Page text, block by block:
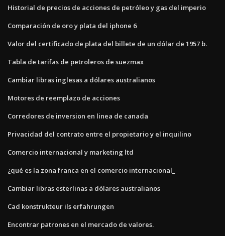
Historial de precios de acciones de petróleo y gas del imperio
Comparación de oro y plata del iphone 6
Valor del certificado de plata del billete de un dólar de 1957 b.
Tabla de tarifas de petroleros de suezmax
Cambiar libras inglesas a dólares australianos
Motores de reemplazo de acciones
Corredores de inversion en linea de canada
Privacidad del contrato entre el propietario y el inquilino
Comercio internacional y marketing ltd
¿qué es la zona franca en el comercio internacional_
Cambiar libras esterlinas a dólares australianos
Cad konstrukteur ils erfahrungen
Encontrar patrones en el mercado de valores.